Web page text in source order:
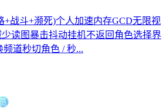
+战斗+濒死)个人加速内存GCD无限视
读图暴击抖动挂机不返回角色选择界
道秒切角色 / 秒...